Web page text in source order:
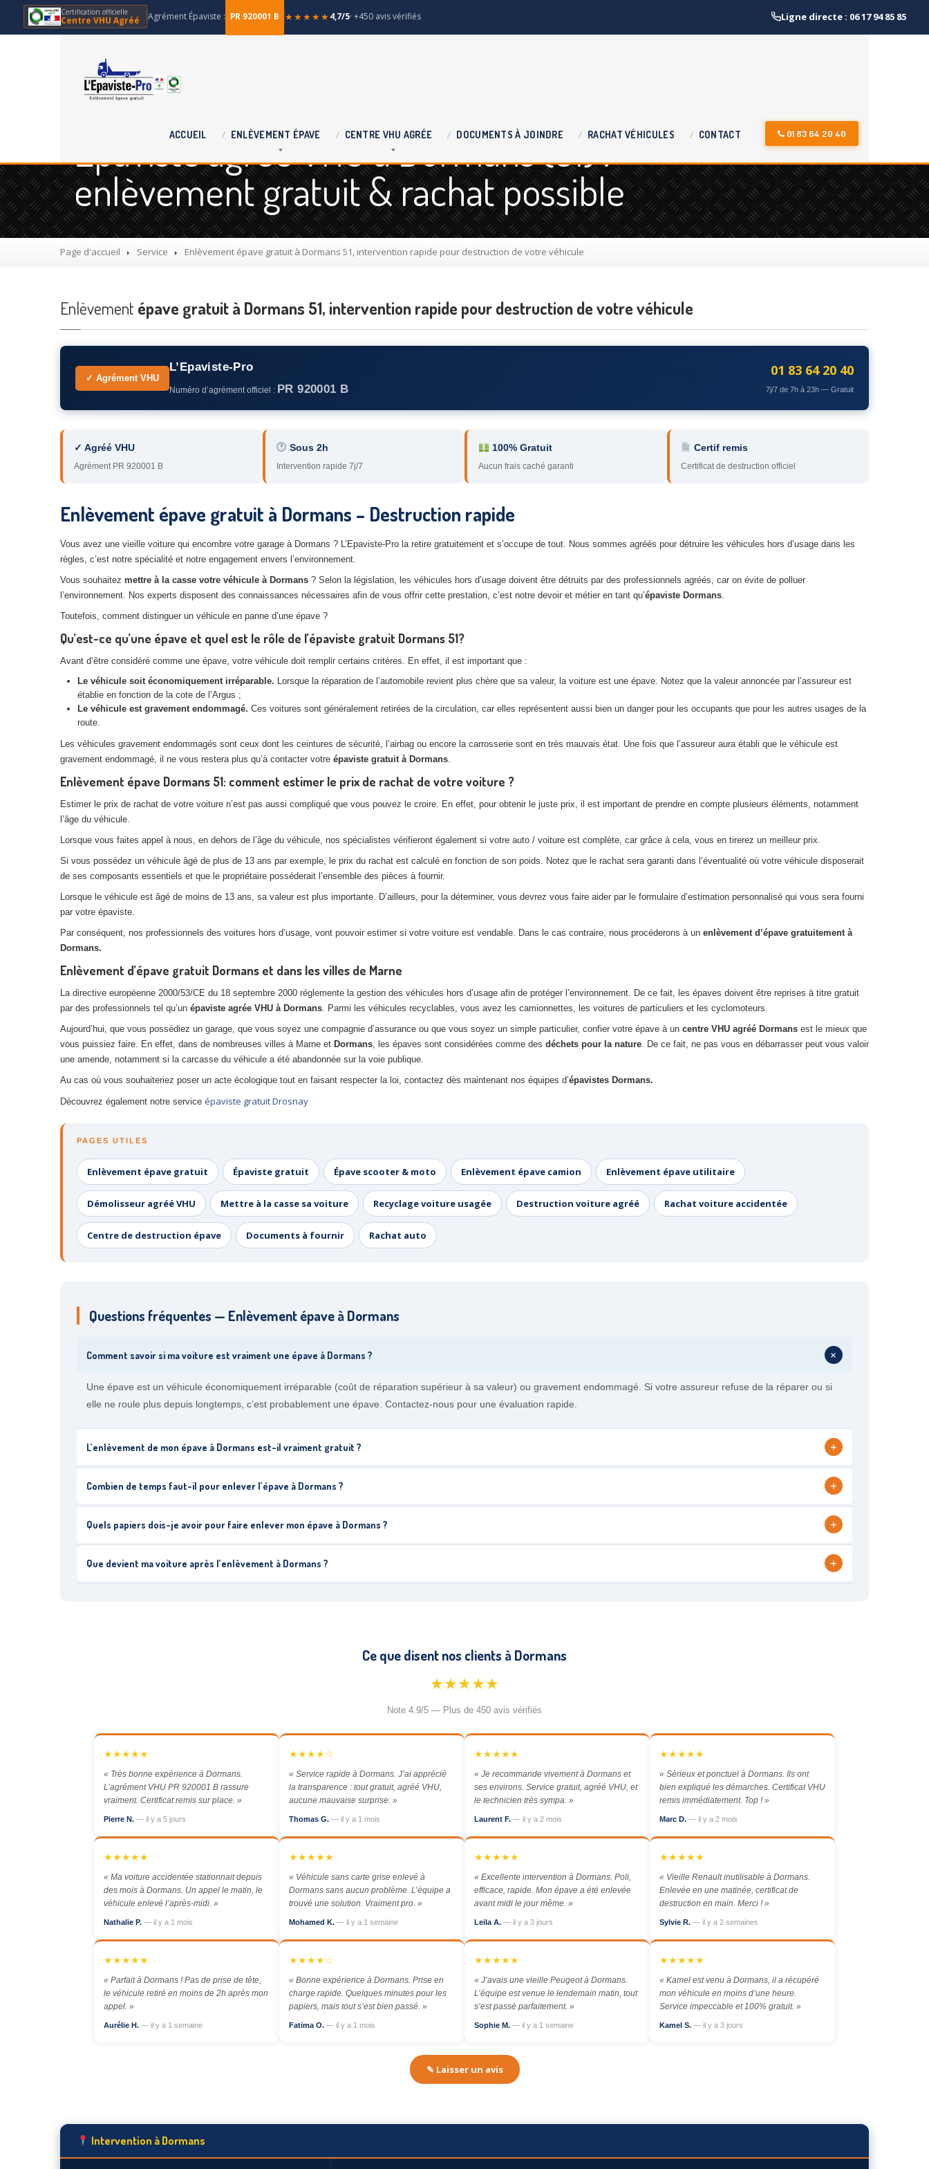
Certification officielle
Centre VHU Agréé Agrément Épaviste : PR 920001 B ★★★★★4,7/5· +450 avis vérifiés Ligne directe : 06 17 94 85 85
ACCUEIL ENLÈVEMENT ÉPAVE CENTRE VHU AGRÉE DOCUMENTS À JOINDRE RACHAT VÉHICULES CONTACT 01 83 64 20 40
Épaviste agréé VHU à Dormans (51) :
enlèvement gratuit & rachat possible
Page d'accueil Service Enlèvement épave gratuit à Dormans 51, intervention rapide pour destruction de votre véhicule
Enlèvement épave gratuit à Dormans 51, intervention rapide pour destruction de votre véhicule
✓ Agrément VHU
L’Epaviste-Pro
Numéro d’agrément officiel : PR 920001 B
01 83 64 20 40
7j/7 de 7h à 23h — Gratuit
✓ Agréé VHU
Agrément PR 920001 B
Sous 2h
Intervention rapide 7j/7
100% Gratuit
Aucun frais caché garanti
Certif remis
Certificat de destruction officiel
Enlèvement épave gratuit à Dormans – Destruction rapide
Vous avez une vieille voiture qui encombre votre garage à Dormans ? L’Epaviste-Pro la retire gratuitement et s’occupe de tout. Nous sommes agréés pour détruire les véhicules hors d’usage dans les
règles, c’est notre spécialité et notre engagement envers l’environnement.
Vous souhaitez mettre à la casse votre véhicule à Dormans ? Selon la législation, les véhicules hors d’usage doivent être détruits par des professionnels agréés, car on évite de polluer
l’environnement. Nos experts disposent des connaissances nécessaires afin de vous offrir cette prestation, c’est notre devoir et métier en tant qu’épaviste Dormans.
Toutefois, comment distinguer un véhicule en panne d’une épave ?
Qu’est-ce qu’une épave et quel est le rôle de l’épaviste gratuit Dormans 51?
Avant d’être considéré comme une épave, votre véhicule doit remplir certains critères. En effet, il est important que :
Le véhicule soit économiquement irréparable. Lorsque la réparation de l’automobile revient plus chère que sa valeur, la voiture est une épave. Notez que la valeur annoncée par l’assureur est
établie en fonction de la cote de l’Argus ;
Le véhicule est gravement endommagé. Ces voitures sont généralement retirées de la circulation, car elles représentent aussi bien un danger pour les occupants que pour les autres usages de la
route.
Les véhicules gravement endommagés sont ceux dont les ceintures de sécurité, l’airbag ou encore la carrosserie sont en très mauvais état. Une fois que l’assureur aura établi que le véhicule est
gravement endommagé, il ne vous restera plus qu’à contacter votre épaviste gratuit à Dormans.
Enlèvement épave Dormans 51: comment estimer le prix de rachat de votre voiture ?
Estimer le prix de rachat de votre voiture n’est pas aussi compliqué que vous pouvez le croire. En effet, pour obtenir le juste prix, il est important de prendre en compte plusieurs éléments, notamment
l’âge du véhicule.
Lorsque vous faites appel à nous, en dehors de l’âge du véhicule, nos spécialistes vérifieront également si votre auto / voiture est complète, car grâce à cela, vous en tirerez un meilleur prix.
Si vous possédez un véhicule âgé de plus de 13 ans par exemple, le prix du rachat est calculé en fonction de son poids. Notez que le rachat sera garanti dans l’éventualité où votre véhicule disposerait
de ses composants essentiels et que le propriétaire posséderait l’ensemble des pièces à fournir.
Lorsque le véhicule est âgé de moins de 13 ans, sa valeur est plus importante. D’ailleurs, pour la déterminer, vous devrez vous faire aider par le formulaire d’estimation personnalisé qui vous sera fourni
par votre épaviste.
Par conséquent, nos professionnels des voitures hors d’usage, vont pouvoir estimer si votre voiture est vendable. Dans le cas contraire, nous procéderons à un enlèvement d’épave gratuitement à
Dormans.
Enlèvement d’épave gratuit Dormans et dans les villes de Marne
La directive européenne 2000/53/CE du 18 septembre 2000 réglemente la gestion des véhicules hors d’usage afin de protéger l’environnement. De ce fait, les épaves doivent être reprises à titre gratuit
par des professionnels tel qu’un épaviste agrée VHU à Dormans. Parmi les véhicules recyclables, vous avez les camionnettes, les voitures de particuliers et les cyclomoteurs.
Aujourd’hui, que vous possédiez un garage, que vous soyez une compagnie d’assurance ou que vous soyez un simple particulier, confier votre épave à un centre VHU agréé Dormans est le mieux que
vous puissiez faire. En effet, dans de nombreuses villes à Marne et Dormans, les épaves sont considérées comme des déchets pour la nature. De ce fait, ne pas vous en débarrasser peut vous valoir
une amende, notamment si la carcasse du véhicule a été abandonnée sur la voie publique.
Au cas où vous souhaiteriez poser un acte écologique tout en faisant respecter la loi, contactez dès maintenant nos équipes d’épavistes Dormans.
Découvrez également notre service épaviste gratuit Drosnay
PAGES UTILES
Enlèvement épave gratuit Épaviste gratuit Épave scooter & moto Enlèvement épave camion Enlèvement épave utilitaire
Démolisseur agréé VHU Mettre à la casse sa voiture Recyclage voiture usagée Destruction voiture agréé Rachat voiture accidentée
Centre de destruction épave Documents à fournir Rachat auto
Questions fréquentes — Enlèvement épave à Dormans
Comment savoir si ma voiture est vraiment une épave à Dormans ? +
Une épave est un véhicule économiquement irréparable (coût de réparation supérieur à sa valeur) ou gravement endommagé. Si votre assureur refuse de la réparer ou si
elle ne roule plus depuis longtemps, c’est probablement une épave. Contactez-nous pour une évaluation rapide.
L’enlèvement de mon épave à Dormans est-il vraiment gratuit ? +
Combien de temps faut-il pour enlever l’épave à Dormans ? +
Quels papiers dois-je avoir pour faire enlever mon épave à Dormans ? +
Que devient ma voiture après l’enlèvement à Dormans ? +
Ce que disent nos clients à Dormans
★★★★★
Note 4.9/5 — Plus de 450 avis vérifiés
★★★★★
« Très bonne expérience à Dormans.
L’agrément VHU PR 920001 B rassure
vraiment. Certificat remis sur place. »
Pierre N. — il y a 5 jours
★★★★☆
« Service rapide à Dormans. J’ai apprécié
la transparence : tout gratuit, agréé VHU,
aucune mauvaise surprise. »
Thomas G. — il y a 1 mois
★★★★★
« Je recommande vivement à Dormans et
ses environs. Service gratuit, agréé VHU, et
le technicien très sympa. »
Laurent F. — il y a 2 mois
★★★★★
« Sérieux et ponctuel à Dormans. Ils ont
bien expliqué les démarches. Certificat VHU
remis immédiatement. Top ! »
Marc D. — il y a 2 mois
★★★★★
« Ma voiture accidentée stationnait depuis
des mois à Dormans. Un appel le matin, le
véhicule enlevé l’après-midi. »
Nathalie P. — il y a 1 mois
★★★★★
« Véhicule sans carte grise enlevé à
Dormans sans aucun problème. L’équipe a
trouvé une solution. Vraiment pro. »
Mohamed K. — il y a 1 semaine
★★★★★
« Excellente intervention à Dormans. Poli,
efficace, rapide. Mon épave a été enlevée
avant midi le jour même. »
Leila A. — il y a 3 jours
★★★★★
« Vieille Renault inutilisable à Dormans.
Enlevée en une matinée, certificat de
destruction en main. Merci ! »
Sylvie R. — il y a 2 semaines
★★★★★
« Parfait à Dormans ! Pas de prise de tête,
le véhicule retiré en moins de 2h après mon
appel. »
Aurélie H. — il y a 1 semaine
★★★★☆
« Bonne expérience à Dormans. Prise en
charge rapide. Quelques minutes pour les
papiers, mais tout s’est bien passé. »
Fatima O. — il y a 1 mois
★★★★★
« J’avais une vieille Peugeot à Dormans.
L’équipe est venue le lendemain matin, tout
s’est passé parfaitement. »
Sophie M. — il y a 1 semaine
★★★★★
« Kamel est venu à Dormans, il a récupéré
mon véhicule en moins d’une heure.
Service impeccable et 100% gratuit. »
Kamel S. — il y a 3 jours
✎ Laisser un avis
Intervention à Dormans